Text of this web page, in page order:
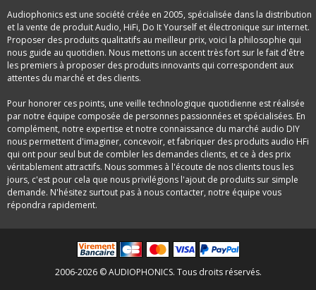
Audiophonics est une société créée en 2005, spécialisée dans la distribution
et la vente de produit Audio, HiFi, Do It Yourself et électronique sur internet.
Proposer des produits qualitatifs au meilleur prix, voici la philosophie qui
nous guide au quotidien. Nous mettons un accent très fort sur le fait d'être
les premiers à proposer des produits innovants qui correspondent aux
attentes du marché et des clients.
Pour honorer ces points, une veille technologique quotidienne est réalisée
par notre équipe composée de personnes passionnées et spécialisées. En
complément, notre expertise et notre connaissance du marché audio DIY
nous permettent d'imaginer, concevoir, et fabriquer des produits audio HFi
qui ont pour seul but de combler les demandes clients, et ce à des prix
véritablement attractifs. Nous sommes à l'écoute de nos clients tous les
jours, c'est pour cela que nous privilégions l'ajout de produits sur simple
demande. N'hésitez surtout pas à nous contacter, notre équipe vous
répondra rapidement.
2006-2026 © AUDIOPHONICS. Tous droits réservés.